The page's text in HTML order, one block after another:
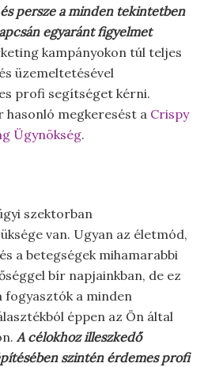
persze a minden tekintetben
egyaránt figyelmet
kampányokon túl teljes
üzemeltetésével
profi segítséget kérni.
megkeresést a Crispy
Ügynökség.
szektorban
van. Ugyan az életmód,
a betegségek mihamarabbi
bír napjainkban, de ez
fogyasztók a minden
éppen az Ön által
A célokhoz illeszkedő
szintén érdemes profi